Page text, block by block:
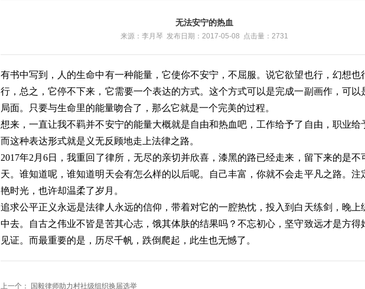
无法安宁的热血
来源：李月琴 发布日期：2017-05-08 点击量：2731
有书中写到，人的生命中有一种能量，它使你不安宁，不屈服。说它欲望也行，幻想也
行，总之，它停不下来，它需要一个表达的方式。这个方式可以是完成一副画作，可以
局面。只要与生命里的能量吻合了，那么它就是一个完美的过程。
想来，一直让我不羁并不安宁的能量大概就是自由和热血吧，工作给予了自由，职业给
而这种表达形式就是义无反顾地走上法律之路。
2017年2 月6日，我重回了律所，无尽的亲切并欣喜，漆黑的路已经走来，留下来的是不
天。谁知道呢，谁知道明天会有怎么样的以后呢。自己丰富，你就不会走平凡之路。注
艳时光，也许却温柔了岁月。
追求公平正义永远是法律人永远的信仰，带着对它的一腔热忱，投入到白天练剑，晚上
中去。自古之伟业不皆是苦其心志，饿其体肤的结果吗？不忘初心，坚守致远才是方得
见证。而最重要的是，历尽千帆，跌倒爬起，此生也无憾了。
上一个： 国毅律师助力村社级组织换届选举